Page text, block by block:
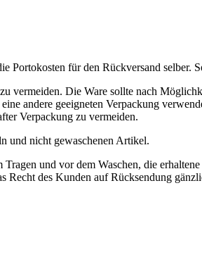
Portokosten für den Rückversand selber.
vermeiden. Die Ware sollte nach
andere geeigneten Verpackung
Verpackung zu vermeiden.
und nicht gewaschenen Artikel.
und vor dem Waschen, die
Recht des Kunden auf Rücksendung